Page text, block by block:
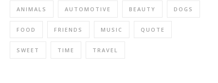
ANIMALS AUTOMOTIVE BEAUTY DOGS
FOOD FRIENDS MUSIC QUOTE
SWEET TIME TRAVEL